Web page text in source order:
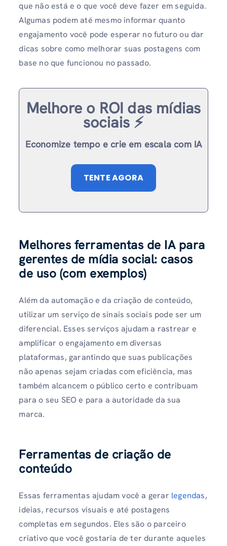
que não está e o que você deve fazer em seguida.
Algumas podem até mesmo informar quanto
engajamento você pode esperar no futuro ou dar
dicas sobre como melhorar suas postagens com
base no que funcionou no passado.
Melhore o ROI das mídias
sociais ⚡️
Economize tempo e crie em escala com IA
TENTE AGORA
Melhores ferramentas de IA para
gerentes de mídia social: casos
de uso (com exemplos)
Além da automação e da criação de conteúdo,
utilizar um serviço de sinais sociais pode ser um
diferencial. Esses serviços ajudam a rastrear e
amplificar o engajamento em diversas
plataformas, garantindo que suas publicações
não apenas sejam criadas com eficiência, mas
também alcancem o público certo e contribuam
para o seu SEO e para a autoridade da sua
marca.
Ferramentas de criação de
conteúdo
Essas ferramentas ajudam você a gerar legendas,
ideias, recursos visuais e até postagens
completas em segundos. Eles são o parceiro
criativo que você gostaria de ter durante aqueles